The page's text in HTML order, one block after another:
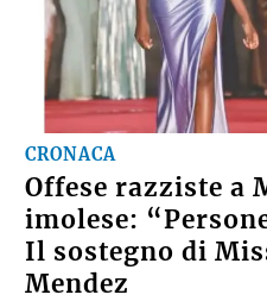
CRONACA
Offese razziste a
imolese:
Il sostegno di
Mendez